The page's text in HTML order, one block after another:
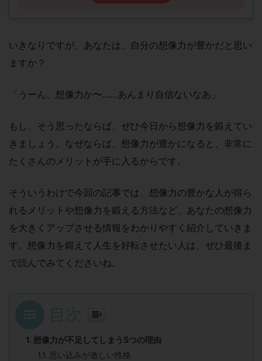
いきなりですが、あなたは、自分の想像力が豊かだと思い
ますか？
「うーん、想像力か〜……あんまり自信ないなあ」
もし、そう思ったならば、ぜひ今日から想像力を鍛えてい
きましょう。なぜならば、想像力が豊かになると、非常に
たくさんのメリットが手に入るからです。
そういうわけで今回の記事では、想像力の豊かな人が得ら
れるメリットや想像力を鍛える方法など、あなたの想像力
を大きくアップさせる情報をわかりやすく紹介していきま
す。想像力を鍛えて人生を好転させたい人は、ぜひ最後ま
で読んでみてくださいね。
想像力が不足してしまう5つの理由
思い込みが激しい性格